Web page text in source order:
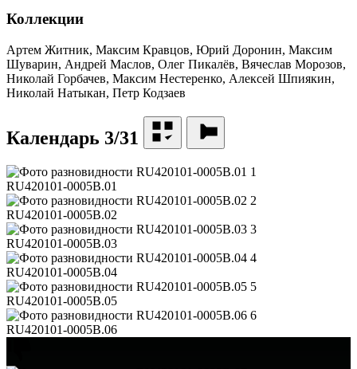
Коллекции
Артем Житник, Максим Кравцов, Юрий Доронин, Максим
Шуварин, Андрей Маслов, Олег Пикалёв, Вячеслав Морозов,
Николай Горбачев, Максим Нестеренко, Алексей Шпиякин,
Николай Натыкан, Петр Кодзаев
Календарь 3/31
1
RU420101-0005B.01
2
RU420101-0005B.02
3
RU420101-0005B.03
4
RU420101-0005B.04
5
RU420101-0005B.05
6
RU420101-0005B.06